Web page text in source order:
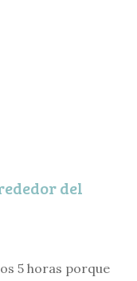
del
5 horas porque